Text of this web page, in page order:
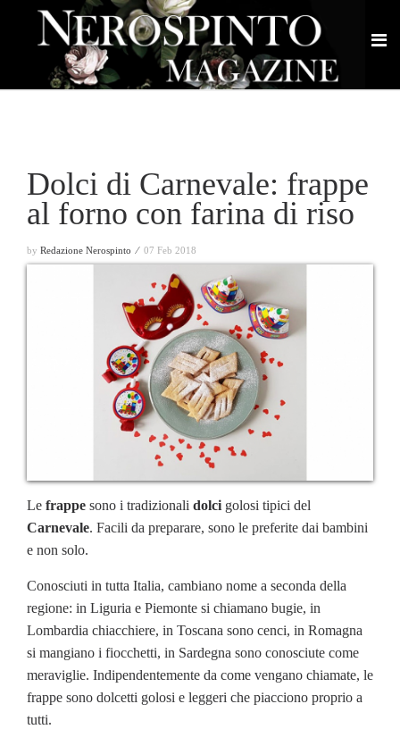
Dolci di Carnevale: frappe
al forno con farina di riso
by Redazione Nerospinto ⁄ 07 Feb 2018
Le frappe sono i tradizionali dolci golosi tipici del
Carnevale. Facili da preparare, sono le preferite dai bambini
e non solo.
Conosciuti in tutta Italia, cambiano nome a seconda della
regione: in Liguria e Piemonte si chiamano bugie, in
Lombardia chiacchiere, in Toscana sono cenci, in Romagna
si mangiano i fiocchetti, in Sardegna sono conosciute come
meraviglie. Indipendentemente da come vengano chiamate, le
frappe sono dolcetti golosi e leggeri che piacciono proprio a
tutti.